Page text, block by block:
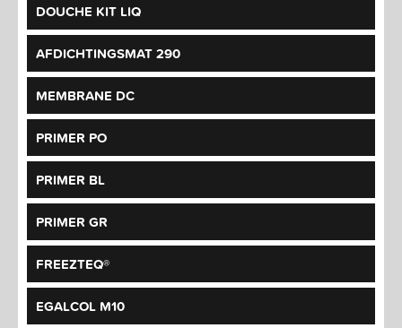
DOUCHE KIT LIQ
AFDICHTINGSMAT 290
MEMBRANE DC
PRIMER PO
PRIMER BL
PRIMER GR
FREEZTEQ®
EGALCOL M10